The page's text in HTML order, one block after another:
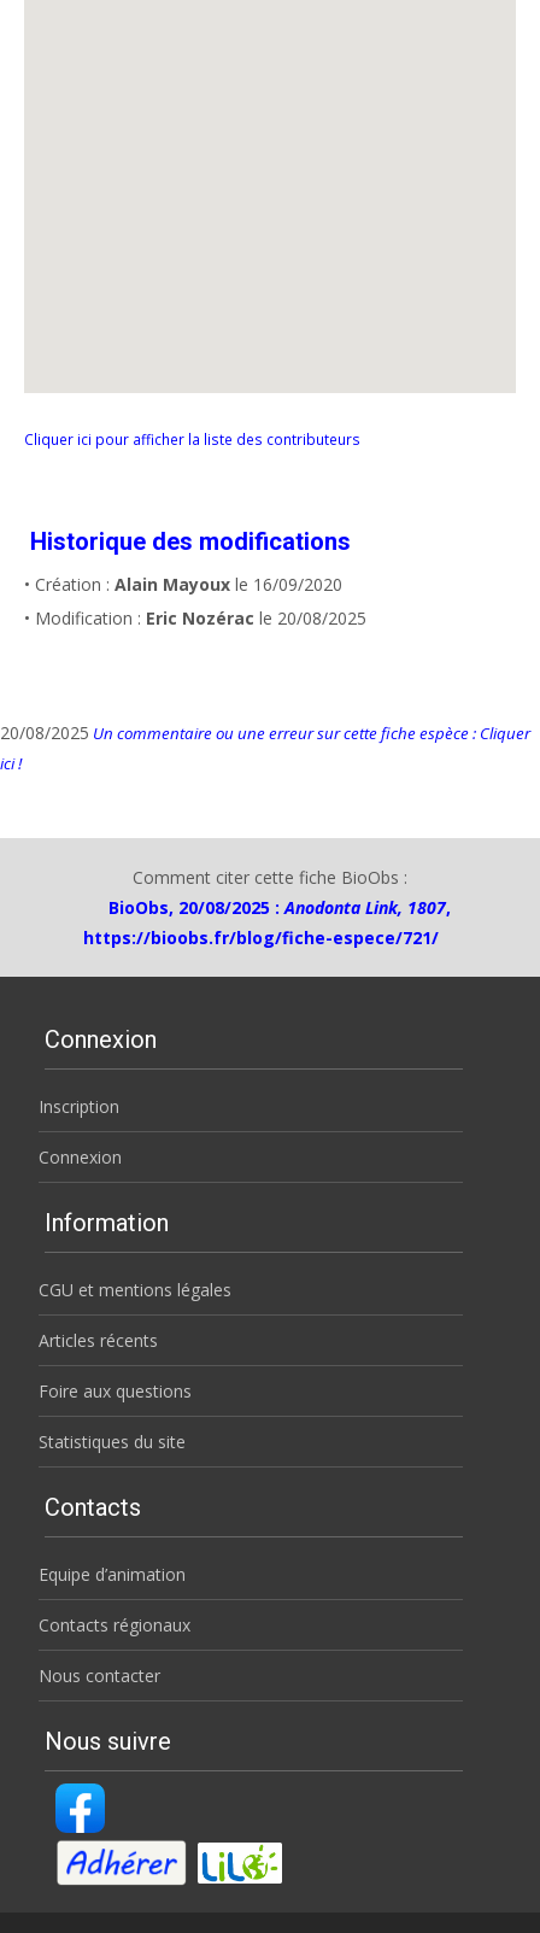
Cliquer ici pour afficher la liste des contributeurs
Historique des modifications
• Création : Alain Mayoux le 16/09/2020
• Modification : Eric Nozérac le 20/08/2025
20/08/2025 Un commentaire ou une erreur sur cette fiche espèce : Cliquer
ici !
Comment citer cette fiche BioObs :
BioObs, 20/08/2025 :Anodonta Link, 1807,
https://bioobs.fr/blog/fiche-espece/721/
Connexion
Inscription
Connexion
Information
CGU et mentions légales
Articles récents
Foire aux questions
Statistiques du site
Contacts
Equipe d’animation
Contacts régionaux
Nous contacter
Nous suivre